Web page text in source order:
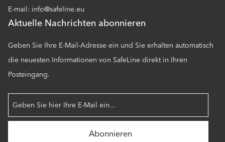
E-mail: info@safeline.eu
Aktuelle Nachrichten abonnieren
Geben Sie Ihre E-Mail-Adresse ein und Sie erhalten automatisch
die neuesten Informationen von SafeLine direkt in Ihren
Posteingang.